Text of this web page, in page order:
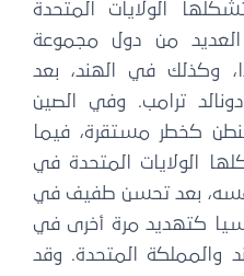
الولايات المتحدة
من دول مجموعة
وكذلك في الهند، بعد
دونالد ترامب. وفي الصين
كخطر مستقرة، فيما
الولايات المتحدة في
بعد تحسن طفيف في
كتهديد مرة أخرى في
والمملكة المتحدة. وقد